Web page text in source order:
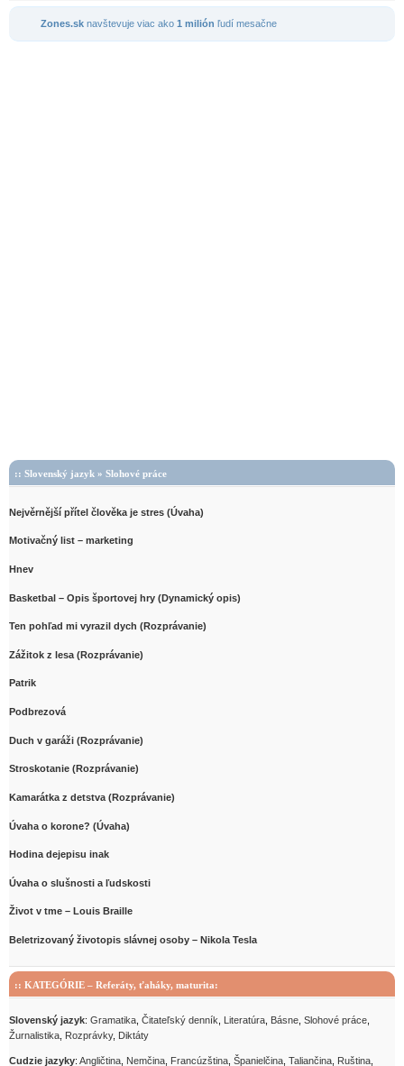
Zones.sk navštevuje viac ako 1 milión ľudí mesačne
Slovenský jazyk » Slohové práce
Nejvěrnější přítel člověka je stres (Úvaha)
Motivačný list – marketing
Hnev
Basketbal – Opis športovej hry (Dynamický opis)
Ten pohľad mi vyrazil dych (Rozprávanie)
Zážitok z lesa (Rozprávanie)
Patrik
Podbrezová
Duch v garáži (Rozprávanie)
Stroskotanie (Rozprávanie)
Kamarátka z detstva (Rozprávanie)
Úvaha o korone? (Úvaha)
Hodina dejepisu inak
Úvaha o slušnosti a ľudskosti
Život v tme – Louis Braille
Beletrizovaný životopis slávnej osoby – Nikola Tesla
:: KATEGÓRIE – Referáty, ťaháky, maturita:
Slovenský jazyk: Gramatika Čitateľský denník Literatúra Básne Slohové práce
Žurnalistika Rozprávky, Diktáty
Cudzie jazyky: Angličtina Nemčina Francúzština Španielčina Taliančina Ruština